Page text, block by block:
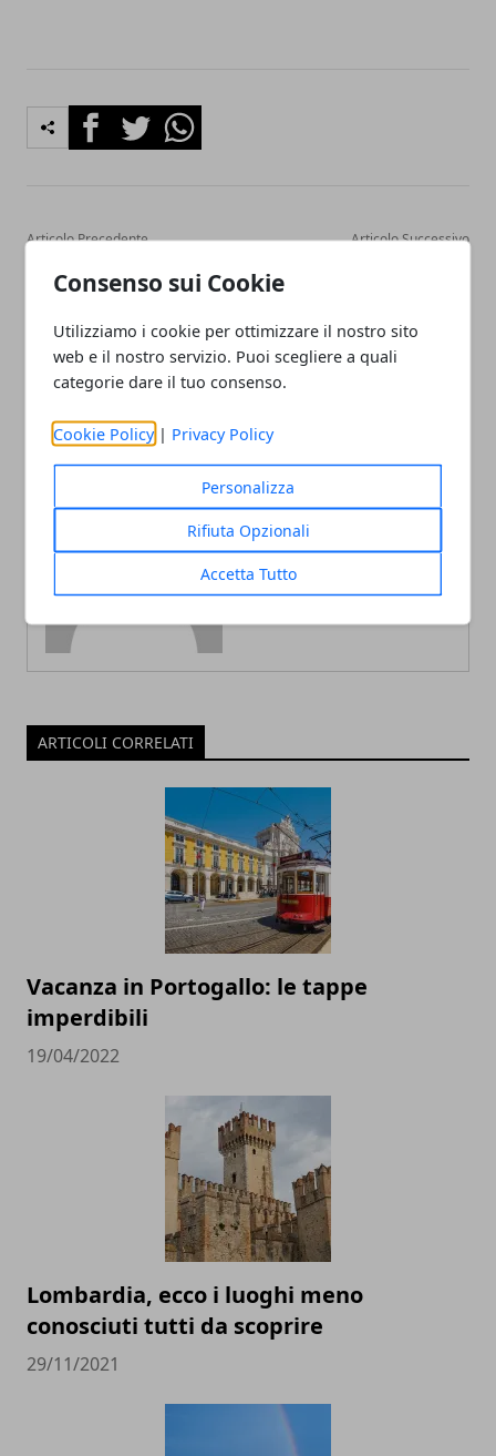
Consenso sui Cookie
Utilizziamo i cookie per ottimizzare il nostro sito
web e il nostro servizio. Puoi scegliere a quali
categorie dare il tuo consenso.
Cookie Policy | Privacy Policy
Personalizza
Rifiuta Opzionali
Accetta Tutto
FacebookTwitterWhatsapp
Articolo Precedente
soggetto fallito può
esercitare attività
imprenditoriale
Articolo Successivo
gli aspetti da considerare
Redazione
ARTICOLI CORRELATI
Vacanza in Portogallo: le tappe
imperdibili
19/04/2022
Lombardia, ecco i luoghi meno
conosciuti tutti da scoprire
29/11/2021